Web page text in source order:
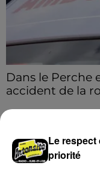
Dans le Perche
accident de la
A LA UNE
Le respect
priorité